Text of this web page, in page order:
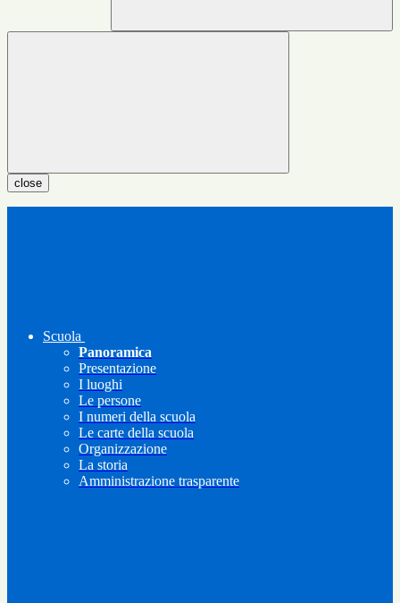
close
Scuola
Panoramica
Presentazione
I luoghi
Le persone
I numeri della scuola
Le carte della scuola
Organizzazione
La storia
Amministrazione trasparente